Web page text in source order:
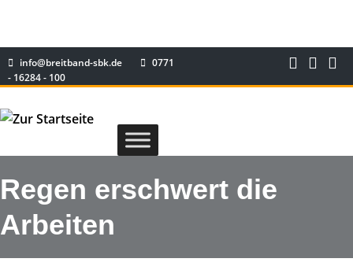
info@breitband-sbk.de
0771
- 16284 - 100
Regen erschwert die
Arbeiten